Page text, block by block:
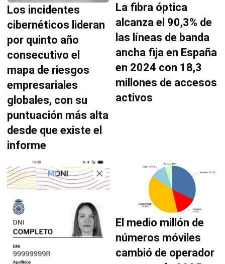
Los incidentes
cibernéticos lideran
por quinto año
consecutivo el
mapa de riesgos
empresariales
globales, con su
puntuación más alta
desde que existe el
informe
La fibra óptica
alcanza el 90,3% de
las líneas de banda
ancha fija en España
en 2024 con 18,3
millones de accesos
activos
El medio millón de
números móviles
cambió de operador